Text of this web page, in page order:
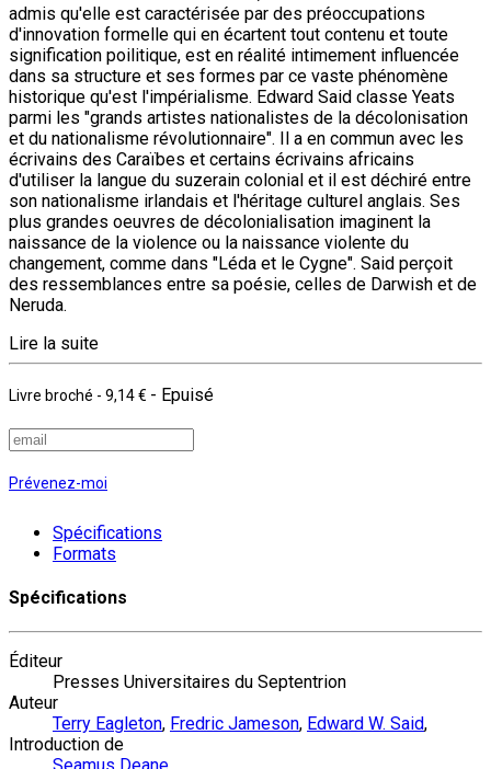
admis qu'elle est caractérisée par des préoccupations
d'innovation formelle qui en écartent tout contenu et toute
signification poilitique, est en réalité intimement influencée
dans sa structure et ses formes par ce vaste phénomène
historique qu'est l'impérialisme. Edward Said classe Yeats
parmi les "grands artistes nationalistes de la décolonisation
et du nationalisme révolutionnaire". Il a en commun avec les
écrivains des Caraïbes et certains écrivains africains
d'utiliser la langue du suzerain colonial et il est déchiré entre
son nationalisme irlandais et l'héritage culturel anglais. Ses
plus grandes oeuvres de décolonialisation imaginent la
naissance de la violence ou la naissance violente du
changement, comme dans "Léda et le Cygne". Said perçoit
des ressemblances entre sa poésie, celles de Darwish et de
Neruda.
Lire la suite
Livre broché - 9,14 € - Epuisé
Prévenez-moi
Spécifications
Formats
Spécifications
Éditeur
Presses Universitaires du Septentrion
Auteur
Terry Eagleton, Fredric Jameson, Edward W. Said,
Introduction de